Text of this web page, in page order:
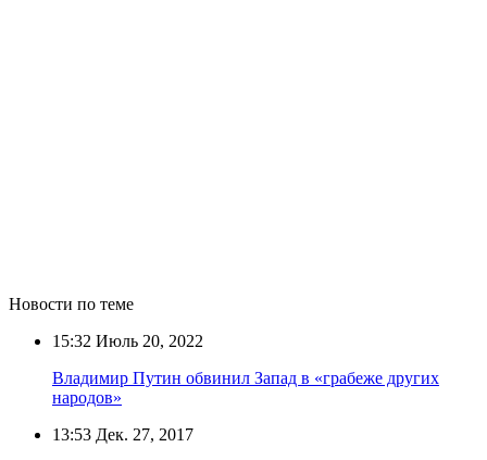
Новости по теме
15:32 Июль 20, 2022
Владимир Путин обвинил Запад в «грабеже других
народов»
13:53 Дек. 27, 2017